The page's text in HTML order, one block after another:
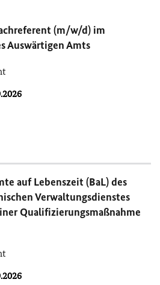
(m/w/d) im
Auswärtigen Amts
auf Lebenszeit (BaL) des
Verwaltungsdienstes
Qualifizierungsmaßnahme